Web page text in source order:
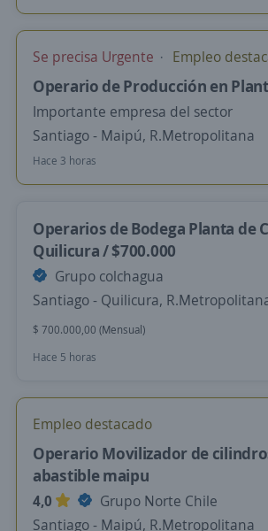
Se precisa Urgente Empleo
Operario de Producción en
Importante empresa del sector
Santiago - Maipú, R.Metropolitana
Hace 3 horas
Operarios de Bodega Planta de
Quilicura / $700.000
Grupo colchagua
Santiago - Quilicura,
$ 700.000,00 (Mensual)
Hace 5 horas
Empleo destacado
Operario Movilizador de
abastible maipu
4,0
Grupo Norte Chile
Santiago - Maipú, R.Metropolitana